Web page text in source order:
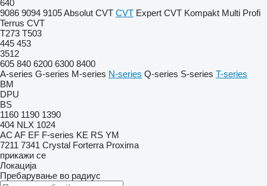
640
9086 9094 9105Absolut CVT CVT Expert CVT Kompakt Multi Profi
Terrus CVT
T273 T503
445 453
3512
605 840 6200 6300 8400
A-series G-series M-series N-series Q-series S-series T-series
BM
DPU
BS
1160 1190 1390
404 NLX 1024
AC AF EF F-series KE RS YM
7211 7341 Crystal Forterra Proxima
прикажи се
Локација
Пребарување во радиус